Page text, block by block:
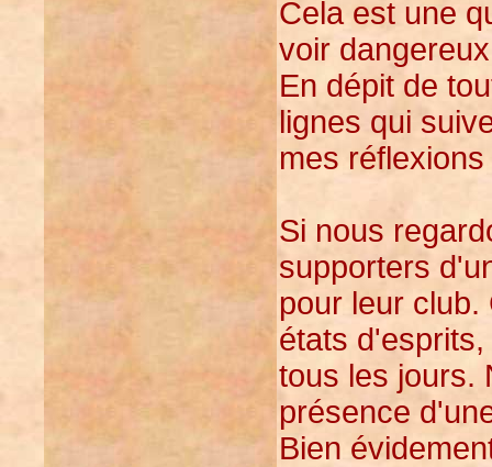
Cela est une
voir
En dépit de
lignes qui
mes
Si nous
supporters
pour leur
états
tous les jours.
présence
Bien